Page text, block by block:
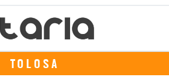
TOLOSA